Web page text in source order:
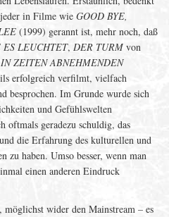
in Filme wie GOOD BYE,
(1999) gerannt ist, mehr noch, daß
ES LEUCHTET, DER TURM von
IN ZEITEN ABNEHMENDEN
erfolgreich verfilmt, vielfach
besprochen. Im Grunde wurde sich
und Gefühlswelten
oftmals geradezu schuldig, das
die Erfahrung des kulturellen und
zu haben. Umso besser, wenn man
einen anderen Eindruck
wider den Mainstream – es